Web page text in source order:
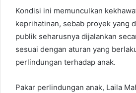
Kondisi ini memunculkan
keprihatinan, sebab proyek yang
publik seharusnya dijalankan
sesuai dengan aturan yang
perlindungan terhadap anak.
Pakar perlindungan anak, Laila